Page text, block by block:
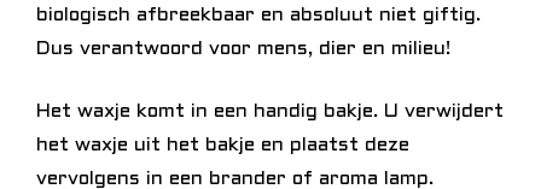
biologisch afbreekbaar en absoluut niet giftig.
Dus verantwoord voor mens, dier en milieu!
Het waxje komt in een handig bakje. U verwijdert
het waxje uit het bakje en plaatst deze
vervolgens in een brander of aroma lamp.